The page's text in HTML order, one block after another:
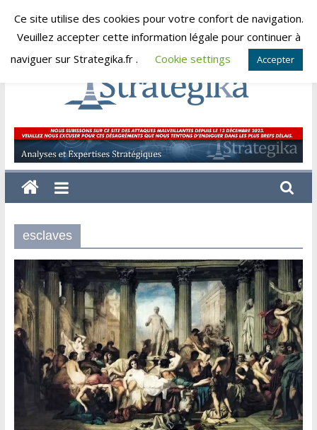
Skip
samedi, août 8, 2026
Strategika
Expertise
et
Analyses
esclaves
Ce site utilise des cookies pour votre confort de navigation.
Veuillez accepter cette information légale pour continuer à
naviguer sur Strategika.fr .
Cookie settings Accepter